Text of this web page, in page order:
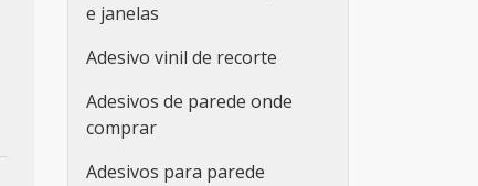
e janelas
Adesivo vinil de recorte
Adesivos de parede onde
comprar
Adesivos para parede